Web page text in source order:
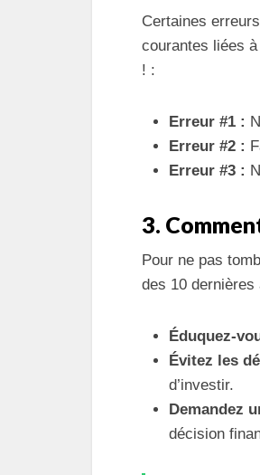
Certaines
courantes liées
! :
Erreur #1 :
Erreur #2 :
Erreur #3 :
3.
Pour ne pas
des 10
Éduquez-
Évitez les
d’investir.
Demandez
décision